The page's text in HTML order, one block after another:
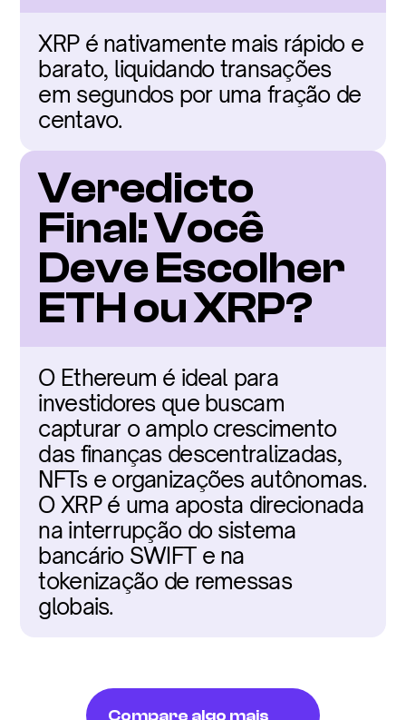
XRP é nativamente mais rápido e
barato, liquidando transações
em segundos por uma fração de
centavo.
Veredicto
Final: Você
Deve Escolher
ETH ou XRP?
O Ethereum é ideal para
investidores que buscam
capturar o amplo crescimento
das finanças descentralizadas,
NFTs e organizações autônomas.
O XRP é uma aposta direcionada
na interrupção do sistema
bancário SWIFT e na
tokenização de remessas
globais.
Compare algo mais